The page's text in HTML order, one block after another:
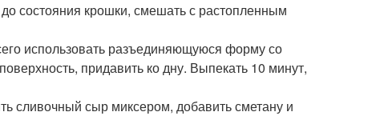
состояния крошки, смешать с растопленным
использовать разъединяющуюся форму со
придавить ко дну. Выпекать 10 минут,
сливочный сыр миксером, добавить сметану и